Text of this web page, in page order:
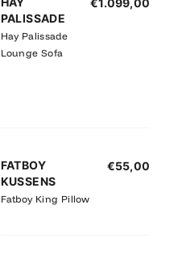
PALISSADE
Hay Palissade
Lounge Sofa
€1.099,00
FATBOY
KUSSENS
Fatboy King Pillow
€55,00